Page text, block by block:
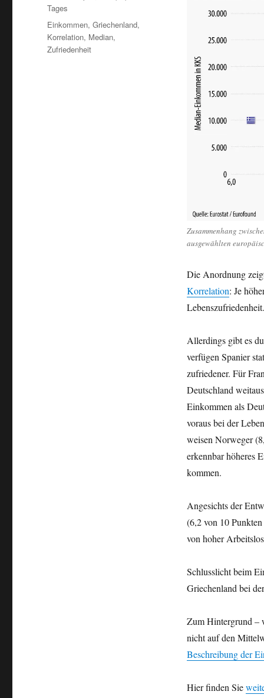
Zusammenhang
ausgewählten
Die Anordnung
Korrelation: Je
Lebenszufriedenheit.
Allerdings gibt es
verfügen Spanier
zufriedener. Für
Deutschland
Einkommen als
voraus bei der
weisen Norweger
erkennbar höheres
kommen.
Angesichts der
(6,2 von 10
von hoher
Schlusslicht beim
Griechenland bei
Zum Hintergrund –
nicht auf den
Beschreibung der
Hier finden Sie
Tages
Schlagwörter
Einkommen,Griechenland,
Korrelation, Median,
Zufriedenheit